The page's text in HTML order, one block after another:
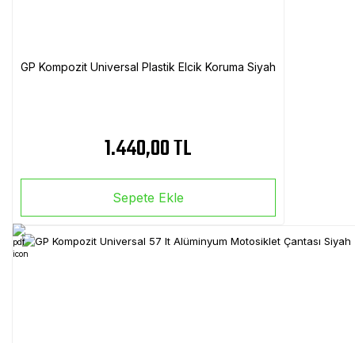
GP Kompozit Universal Plastik Elcik Koruma Siyah
1.440,00 TL
Sepete Ekle